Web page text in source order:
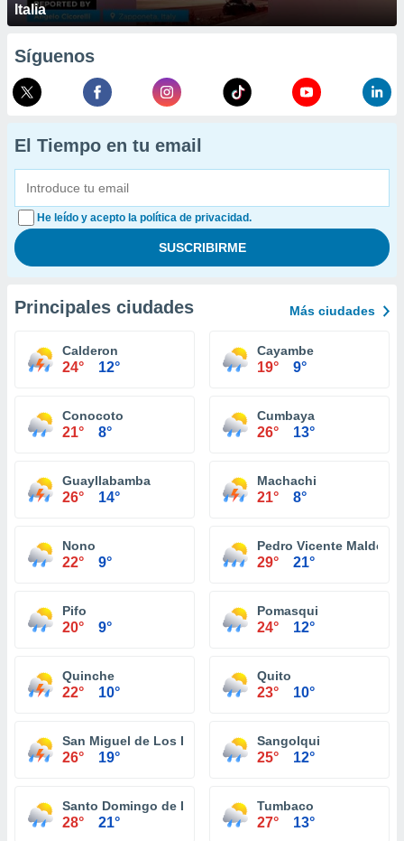
Italia
Síguenos
El Tiempo en tu email
He leído y acepto la política de privacidad.
Principales ciudades Más ciudades
Calderon
24° 12°
Cayambe
19° 9°
Conocoto
21° 8°
Cumbaya
26° 13°
Guayllabamba
26° 14°
Machachi
21° 8°
Nono
22° 9°
Pedro Vicente
29° 21°
Pifo
20° 9°
Pomasqui
24° 12°
Quinche
22° 10°
Quito
23° 10°
San Miguel de Los Bancos
26° 19°
Sangolqui
25° 12°
Santo Domingo de Los Colorados
28° 21°
Tumbaco
27° 13°